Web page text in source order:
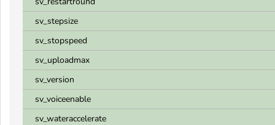
sv_stepsize
sv_stopspeed
sv_uploadmax
sv_version
sv_voiceenable
sv_wateraccelerate